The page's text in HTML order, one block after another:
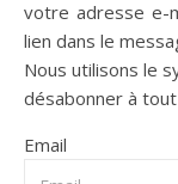
votre adresse e-
lien dans le
Nous utilisons le
désabonner à
Email